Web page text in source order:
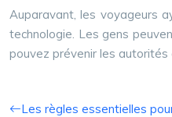
Auparavant, les voyageurs
technologie. Les gens
pouvez prévenir les
Les règles essentielles